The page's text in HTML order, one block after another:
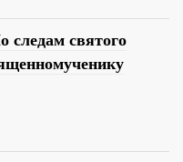
следам святого